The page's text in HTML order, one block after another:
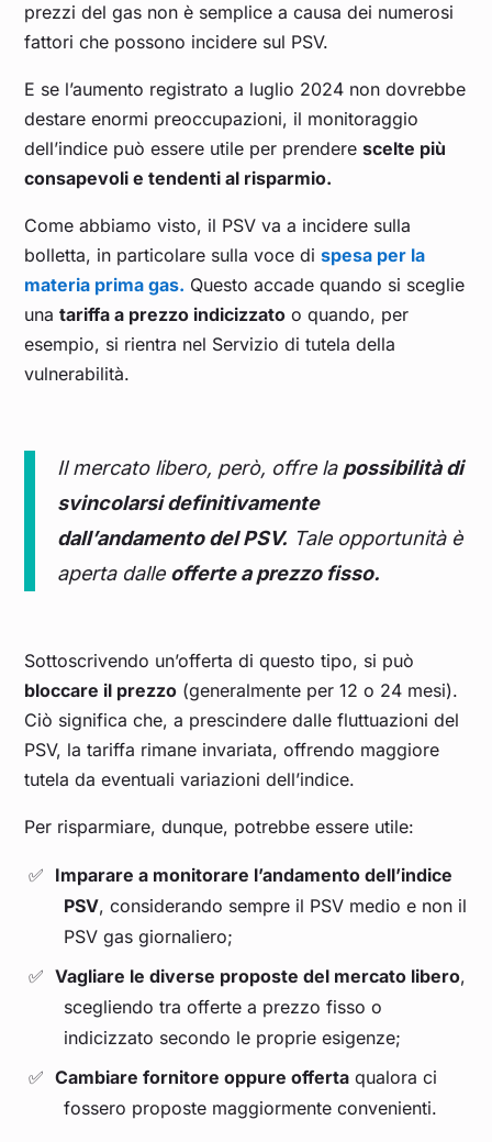
Giugno 2024
Maggio 2024
Aprile 2024
Marzo 2024 0,308
Febbraio 2024 0,298
Gennaio 2024
Ottobre 2023 0,468
Agosto 2023
Luglio 2023 0,336
Maggio 2023 0,364
Aprile 2023
Marzo 2023 0,498
Gennaio 2023
prezzi del gas non è semplice a causa dei numerosi
fattori che possono incidere sul PSV.
E se l’aumento registrato a luglio 2024 non dovrebbe
destare enormi preoccupazioni, il monitoraggio
dell’indice può essere utile per prenderescelte più
consapevoli e tendenti al risparmio.
Come abbiamo visto, il PSV va a incidere sulla
bolletta, in particolare sulla voce dispesa per la
materia prima gas. Questo accade quando si sceglie
unatariffa a prezzo indicizzato o quando, per
esempio, si rientra nel Servizio di tutela della
vulnerabilità.
Il mercato libero, però, offre la possibilità di
svincolarsi definitivamente
dall’andamento del PSV. Tale opportunità è
aperta dalle offerte a prezzo fisso.
Sottoscrivendo un’offerta di questo tipo, si può
bloccare il prezzo (generalmente per 12 o 24 mesi).
Ciò significa che, a prescindere dalle fluttuazioni del
PSV, la tariffa rimane invariata, offrendo maggiore
tutela da eventuali variazioni dell’indice.
Per risparmiare, dunque, potrebbe essere utile:
Imparare a monitorare l’andamento dell’indice
PSV, considerando sempre il PSV medio e non il
PSV gas giornaliero;
Vagliare le diverse proposte del mercato libero,
scegliendo tra offerte a prezzo fisso o
indicizzato secondo le proprie esigenze;
Cambiare fornitore oppure offerta qualora ci
fossero proposte maggiormente convenienti.